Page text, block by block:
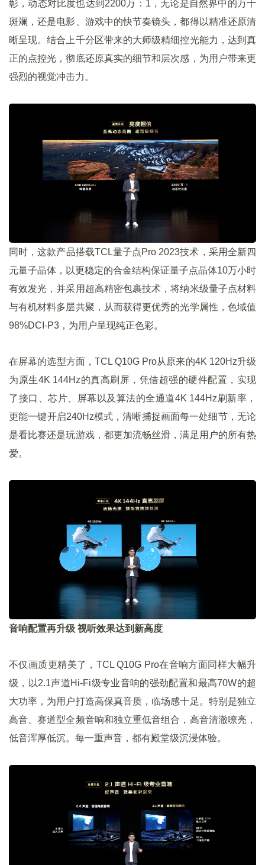
彰，动态对比度也达到2200万：1，无论是自然界中的万千
斑斓，还是电影、游戏中的快节奏镜头，都得以精准还原清
晰呈现。结合上千分区带来的大师级精细控光能力，达到真
正的点控光，彻底还原真实的细节和层次感，为用户带来更
强烈的视觉冲击力。
同时，这款产品搭载TCL量子点Pro 2023技术，采用全新四
元量子晶体，以更稳定的合金结构保证量子点晶体10万小时
有效发光，并采用超高精密包裹技术，将纳米级量子点材料
与有机材料多层共聚，从而获得更优秀的光学属性，色域值
98%DCI-P3，为用户呈现纯正色彩。
在屏幕的选型方面，TCL Q10G Pro从原来的4K 120Hz升级
为原生4K 144Hz的真高刷屏，凭借超强的硬件配置，实现
了接口、芯片、屏幕以及算法的全通道4K 144Hz刷新率，
更能一键开启240Hz模式，清晰捕捉画面每一处细节，无论
是看比赛还是玩游戏，都更加流畅丝滑，满足用户的所有热
爱。
音响配置再升级 视听效果达到新高度
不仅画质更精美了，TCL Q10G Pro在音响方面同样大幅升
级，以2.1声道Hi-Fi级专业音响的强劲配置和最高70W的超
大功率，为用户打造高保真音质，临场感十足。特别是独立
高音、赛道型全频音响和独立重低音组合，高音清澈嘹亮，
低音浑厚低沉。每一重声音，都有殿堂级沉浸体验。